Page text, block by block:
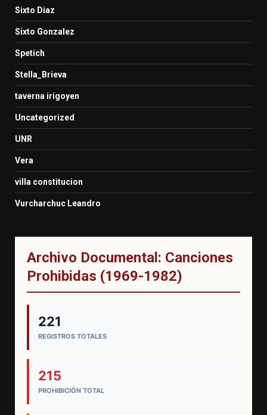
Sixto Diaz
Sixto Gonzalez
Spetich
Stella_Brieva
taverna irigoyen
Uncategorized
UNR
Vera
villa constitucion
Vurcharchuc Leandro
Archivo Documental: Canciones
Prohibidas (1969-1982)
221
REGISTROS TOTALES
215
PROHIBICIÓN TOTAL